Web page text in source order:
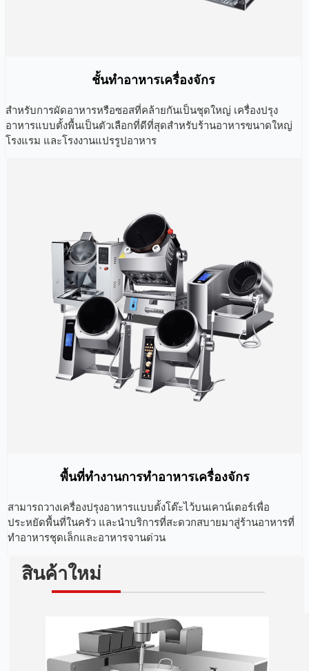
ชั้นทำอาหารเครื่องจักร
สำหรับการผัดอาหารหรือซอสที่คล้ายกันเป็นชุดใหญ่ เครื่องปรุง
อาหารแบบตั้งพื้นเป็นตัวเลือกที่ดีที่สุดสำหรับร้านอาหารขนาดใหญ่
โรงแรม และโรงงานแปรรูปอาหาร
พื้นที่ทำงานการทำอาหารเครื่องจักร
สามารถวางเครื่องปรุงอาหารแบบตั้งโต๊ะไว้บนเคาน์เตอร์เพื่อ
ประหยัดพื้นที่ในครัว และนำบริการที่สะดวกสบายมาสู่ร้านอาหารที่
ทำอาหารชุดเล็กและอาหารจานด่วน
สินค้าใหม่